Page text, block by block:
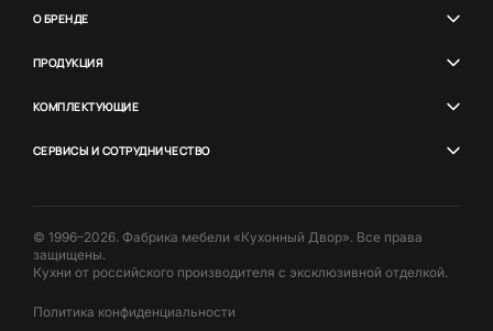
О БРЕНДЕ
ПРОДУКЦИЯ
КОМПЛЕКТУЮЩИЕ
СЕРВИСЫ И СОТРУДНИЧЕСТВО
© 1996–2026. Фабрика мебели «Кухонный Двор». Все права
защищены.
Кухни от российского производителя с эксклюзивной отделкой.
Политика конфиденциальности